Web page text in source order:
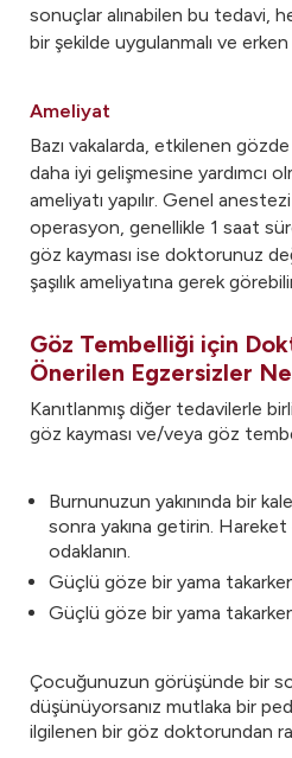
sonuçlar alınabilen bu tedavi,
bir şekilde uygulanmalı ve erken
Ameliyat
Bazı vakalarda, etkilenen
daha iyi gelişmesine yardımcı
ameliyatı yapılır. Genel
operasyon, genellikle 1 saat
göz kayması ise doktorunuz
şaşılık ameliyatına gerek
Göz Tembelliği için
Önerilen Egzersizler
Kanıtlanmış diğer tedavilerle
göz kayması ve/veya göz
Burnunuzun yakınında bir
sonra yakına getirin.
odaklanın.
Güçlü göze bir yama
Güçlü göze bir yama
Çocuğunuzun görüşünde bir
düşünüyorsanız mutlaka bir
ilgilenen bir göz doktorundan